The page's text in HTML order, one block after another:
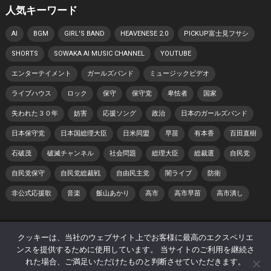
人気キーワード
AI BGM GIRL'S BAND HEAVENESE 2.0 PICKUP富士見フサシ
SHORTS SOWAKA AI MUSIC CHANNEL YOUTUBE
エンターテイメント ガールズバンド ミュージックビデオ
ライブハウス ロック 保守 保守党 卑怯者 国家
失われた３０年 妨害 応援ソング 政治 日本のガールズバンド
日本保守党 日本国総理大臣 日米同盟 早苗 有本香 百田直樹
石破茂 破滅チャンネル 社会問題 総理大臣 総裁選 自民党
自民党保守 自民党総裁戦 自由民主党 闇ライブ 防衛
非公式応援歌 音楽 飯山あかり 高市 高市早苗 高市潰し
© 2026 日本 寿チャンネル - WordPress Theme
WPEnjoy
ホーム
プライバシーポリシー
著作権・肖像権について
サイトマップ
クッキーは、当社のウェブサイト上でお客様に最高のエクスペリエ
ンスを提供するために使用しています。 当サイトのご利用を継続さ
れた場合、ご満足いただけたものと判断させていただきます。